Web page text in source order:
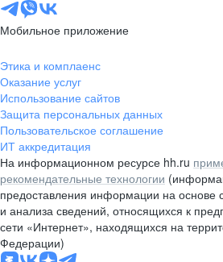
Мобильное приложение
Этика и комплаенс
Оказание услуг
Использование сайтов
Защита персональных данных
Пользовательское соглашение
ИТ аккредитация
На информационном ресурсе hh.ru
рекомендательные технологии
предоставления информации на основе
и анализа сведений, относящихся к
сети «Интернет», находящихся на
Федерации)